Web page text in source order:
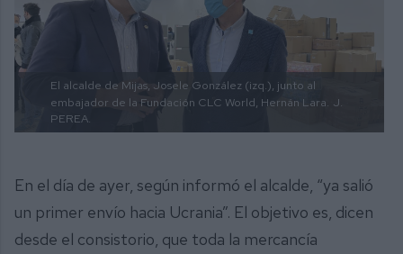
El alcalde de Mijas, Josele González (izq.), junto al
embajador de la Fundación CLC World, Hernán Lara. J.
PEREA.
En el día de ayer, según informó el alcalde, “ya salió
un primer envío hacia Ucrania”. El objetivo es, dicen
desde el consistorio, que toda la mercancía